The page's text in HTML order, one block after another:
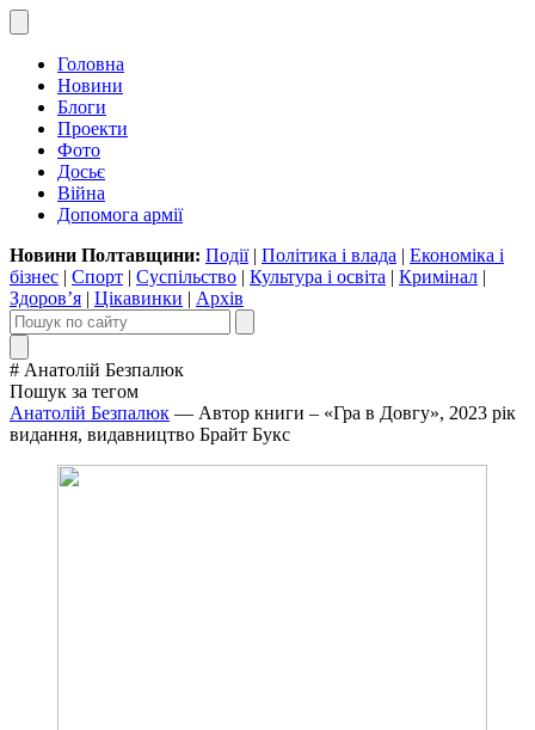
Головна
Новини
Блоги
Проекти
Фото
Досьє
Війна
Допомога армії
Новини Полтавщини: Події| Політика і влада | Економіка і
бізнес | Спорт | Суспільство | Культура і освіта | Кримінал |
Здоров’я | Цікавинки | Архів
# Анатолій Безпалюк
Пошук за тегом
Анатолій Безпалюк — Автор книги – «Гра в Довгу», 2023 рік
видання, видавництво Брайт Букс